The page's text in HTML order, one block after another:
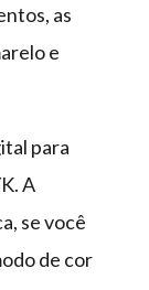
as
e
para
A
se você
de cor